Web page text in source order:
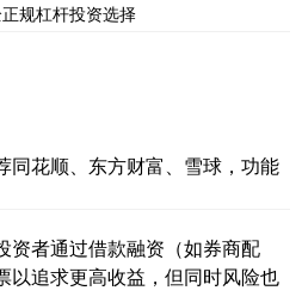
规杠杆投资选择
同花顺、东方财富、雪球，功能
资者通过借款融资（如券商配
以追求更高收益，但同时风险也